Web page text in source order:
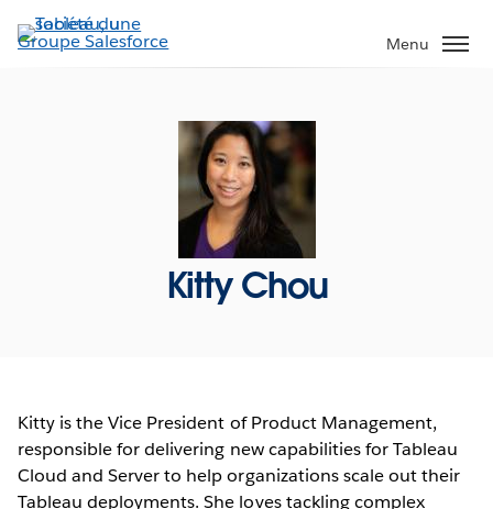
Aller
au
Menu
Kitty Chou
Kitty is the Vice President of Product Management,
responsible for delivering new capabilities for Tableau
Cloud and Server to help organizations scale out their
Tableau deployments. She loves tackling complex